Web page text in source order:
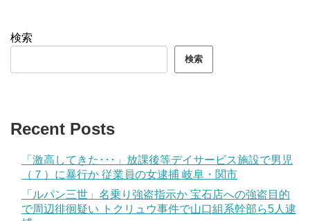
検索
検索
Recent Posts
「激高してきた･･･」放課後等デイサービス施設で男児
（７）に暴行か 従業員の女逮捕 岐阜・関市
「ルパン三世」名乗り強盗指示か 宝石店への強盗目的
で周辺徘徊疑い トクリュウ事件で山口組系幹部ら5人逮